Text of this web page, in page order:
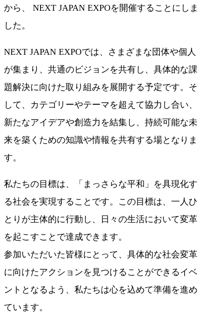
から、 NEXT JAPAN EXPOを開催することにしま
した。
NEXT JAPAN EXPOでは、さまざまな団体や個人
が集まり、共通のビジョンを共有し、具体的な課
題解決に向けた取り組みを展開する予定です。そ
して、カテゴリーやテーマを超えて協力し合い、
新たなアイデアや創造力を結集し、持続可能な未
来を築くための知識や情報を共有する場となりま
す。
私たちの目標は、「まっさらな平和」を具現化す
る社会を実現することです。この目標は、一人ひ
とりが主体的に行動し、日々の生活において変革
を起こすことで達成できます。
参加いただいた皆様にとって、具体的な社会変革
に向けたアクションを見つけることができるイベ
ントとなるよう、私たちは心を込めて準備を進め
ています。